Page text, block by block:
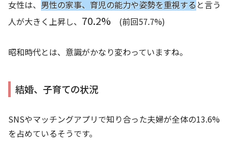
女性は、 男性の家事、育児の能力や姿勢を重視すると言う
人が大きく上昇し、 70.2% (前回57.7%)
昭和時代とは、意識がかなり変わっていますね。
結婚、子育ての状況
SNSやマッチングアプリで知り合った夫婦が全体の13.6%
を占めているそうです。